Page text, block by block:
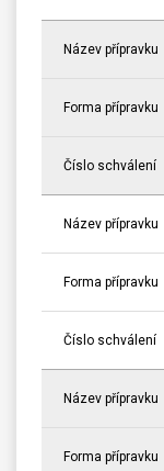
Název přípravku
Forma přípravku
Číslo schválení
Název přípravku
Forma přípravku
Číslo schválení
Název přípravku
Forma přípravku